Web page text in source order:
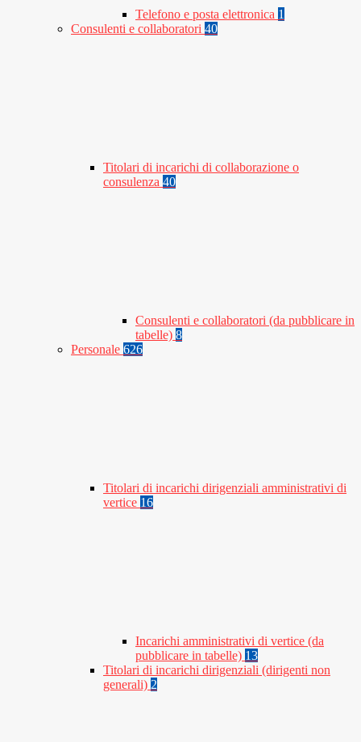
Telefono e posta elettronica 1
Consulenti e collaboratori 40
Titolari di incarichi di collaborazione o
consulenza 40
Consulenti e collaboratori (da pubblicare in
tabelle) 8
Personale 626
Titolari di incarichi dirigenziali amministrativi di
vertice 16
Incarichi amministrativi di vertice (da
pubblicare in tabelle) 13
Titolari di incarichi dirigenziali (dirigenti non
generali) 2